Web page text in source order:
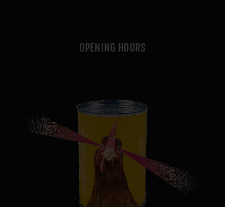
OPENING HOURS